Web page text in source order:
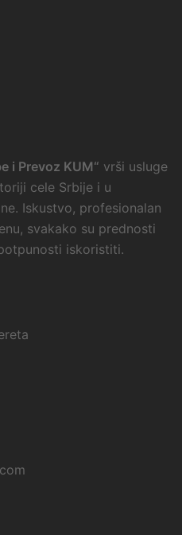
i Prevoz KUM“ vrši usluge
cele Srbije i u
Iskustvo, profesionalan
svakako su prednosti
iskoristiti.